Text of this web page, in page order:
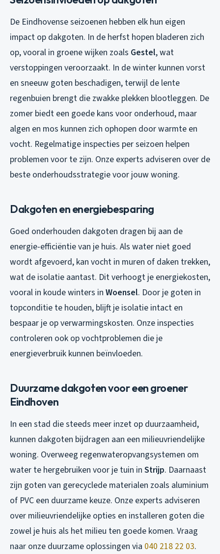
De Eindhovense seizoenen hebben elk hun eigen
impact op dakgoten. In de herfst hopen bladeren zich
op, vooral in groene wijken zoals Gestel, wat
verstoppingen veroorzaakt. In de winter kunnen vorst
en sneeuw goten beschadigen, terwijl de lente
regenbuien brengt die zwakke plekken blootleggen. De
zomer biedt een goede kans voor onderhoud, maar
algen en mos kunnen zich ophopen door warmte en
vocht. Regelmatige inspecties per seizoen helpen
problemen voor te zijn. Onze experts adviseren over de
beste onderhoudsstrategie voor jouw woning.
Dakgoten en energiebesparing
Goed onderhouden dakgoten dragen bij aan de
energie-efficiëntie van je huis. Als water niet goed
wordt afgevoerd, kan vocht in muren of daken trekken,
wat de isolatie aantast. Dit verhoogt je energiekosten,
vooral in koude winters in Woensel. Door je goten in
topconditie te houden, blijft je isolatie intact en
bespaar je op verwarmingskosten. Onze inspecties
controleren ook op vochtproblemen die je
energieverbruik kunnen beïnvloeden.
Duurzame dakgoten voor een groener
Eindhoven
In een stad die steeds meer inzet op duurzaamheid,
kunnen dakgoten bijdragen aan een milieuvriendelijke
woning. Overweeg regenwateropvangsystemen om
water te hergebruiken voor je tuin in Strijp. Daarnaast
zijn goten van gerecyclede materialen zoals aluminium
of PVC een duurzame keuze. Onze experts adviseren
over milieuvriendelijke opties en installeren goten die
zowel je huis als het milieu ten goede komen. Vraag
naar onze duurzame oplossingen via 040 218 22 03.